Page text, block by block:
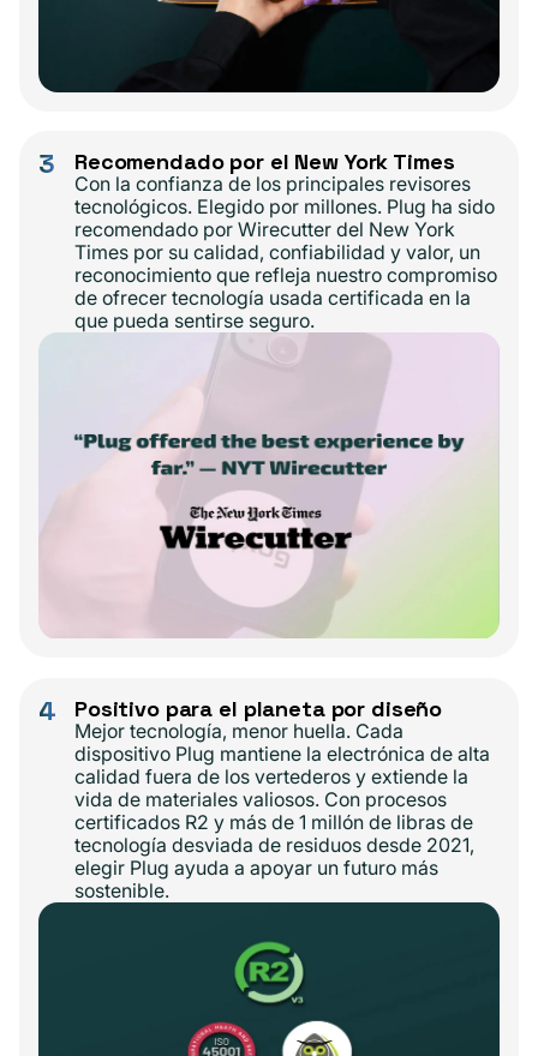
3 Recomendado por el New York Times
Con la confianza de los principales revisores
tecnológicos. Elegido por millones. Plug ha sido
recomendado por Wirecutter del New York
Times por su calidad, confiabilidad y valor, un
reconocimiento que refleja nuestro compromiso
de ofrecer tecnología usada certificada en la
que pueda sentirse seguro.
4 Positivo para el planeta por diseño
Mejor tecnología, menor huella. Cada
dispositivo Plug mantiene la electrónica de alta
calidad fuera de los vertederos y extiende la
vida de materiales valiosos. Con procesos
certificados R2 y más de 1 millón de libras de
tecnología desviada de residuos desde 2021,
elegir Plug ayuda a apoyar un futuro más
sostenible.